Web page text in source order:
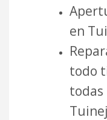
en
todo
todas